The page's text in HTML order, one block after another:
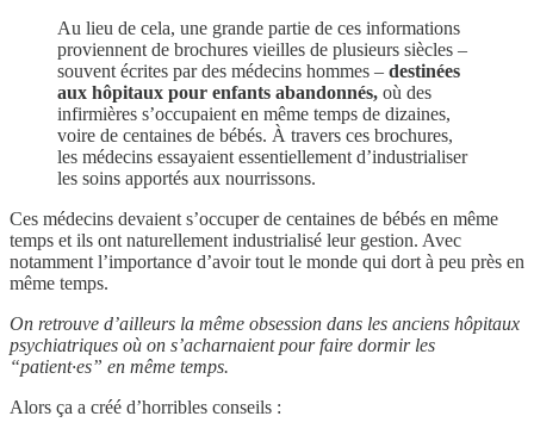
Au lieu de cela, une grande partie de ces informations
proviennent de brochures vieilles de plusieurs siècles –
souvent écrites par des médecins hommes – destinées
aux hôpitaux pour enfants abandonnés, où des
infirmières s’occupaient en même temps de dizaines,
voire de centaines de bébés. À travers ces brochures,
les médecins essayaient essentiellement d’industrialiser
les soins apportés aux nourrissons.
Ces médecins devaient s’occuper de centaines de bébés en même
temps et ils ont naturellement industrialisé leur gestion. Avec
notamment l’importance d’avoir tout le monde qui dort à peu près en
même temps.
On retrouve d’ailleurs la même obsession dans les anciens hôpitaux
psychiatriques où on s’acharnaient pour faire dormir les
“patient·es” en même temps.
Alors ça a créé d’horribles conseils :